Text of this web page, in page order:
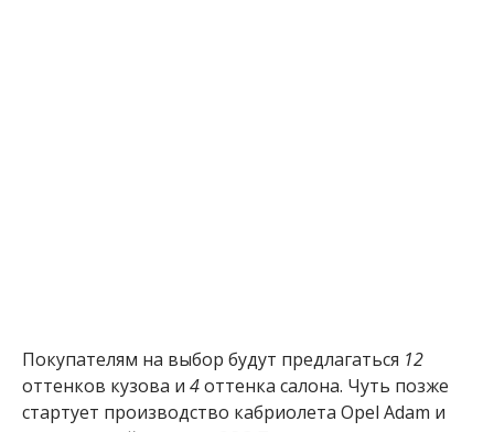
Покупателям на выбор будут предлагаться 12
оттенков кузова и 4оттенка салона. Чуть позже
стартует производство кабриолета Opel Adam и